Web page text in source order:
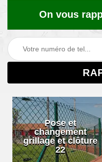
On vous
Pose et
changement
grillage et clôture
22